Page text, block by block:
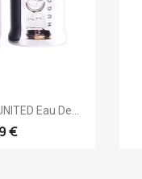
Eau De...
€